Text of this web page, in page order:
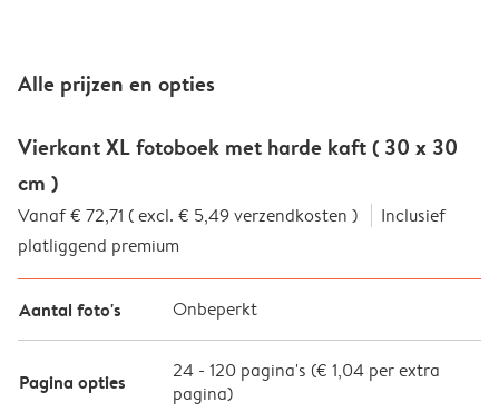
Alle prijzen en opties
Vierkant XL fotoboek met harde kaft ( 30 x 30
cm )
Vanaf € 72,71 ( excl. € 5,49 verzendkosten )
Inclusief
platliggend premium
Aantal foto's Onbeperkt
Pagina opties 24 - 120 pagina's (€ 1,04 per extra
pagina)